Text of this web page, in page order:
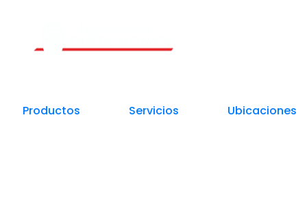
Productos Servicios Ubicaciones